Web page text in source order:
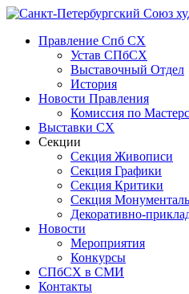
Правление Спб СХ
Устав СПбСХ
Выставочный Отдел
История
Новости Правления
Комиссия по
Выставки СХ
Секции
Секция Живописи
Секция Графики
Секция Критики
Секция
Декоративно-
Новости
Мероприятия
Конкурсы
СПбСХ в СМИ
Контакты